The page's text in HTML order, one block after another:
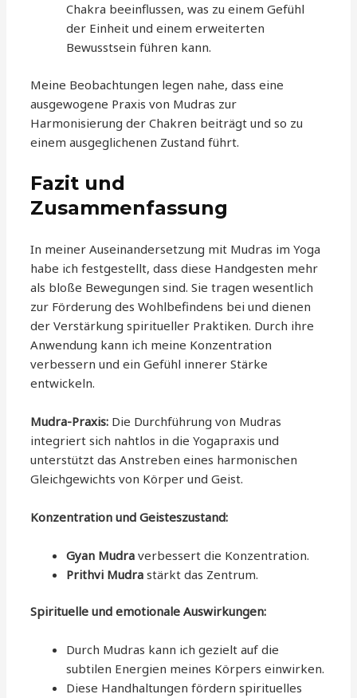
Chakra beeinflussen, was zu einem Gefühl
der Einheit und einem erweiterten
Bewusstsein führen kann.
Meine Beobachtungen legen nahe, dass eine
ausgewogene Praxis von Mudras zur
Harmonisierung der Chakren beiträgt und so zu
einem ausgeglichenen Zustand führt.
Fazit und
Zusammenfassung
In meiner Auseinandersetzung mit Mudras im Yoga
habe ich festgestellt, dass diese Handgesten mehr
als bloße Bewegungen sind. Sie tragen wesentlich
zur Förderung des Wohlbefindens bei und dienen
der Verstärkung spiritueller Praktiken. Durch ihre
Anwendung kann ich meine Konzentration
verbessern und ein Gefühl innerer Stärke
entwickeln.
Mudra-Praxis: Die Durchführung von Mudras
integriert sich nahtlos in die Yogapraxis und
unterstützt das Anstreben eines harmonischen
Gleichgewichts von Körper und Geist.
Konzentration und Geisteszustand:
Gyan Mudra verbessert die Konzentration.
Prithvi Mudra stärkt das Zentrum.
Spirituelle und emotionale Auswirkungen:
Durch Mudras kann ich gezielt auf die
subtilen Energien meines Körpers einwirken.
Diese Handhaltungen fördern spirituelles